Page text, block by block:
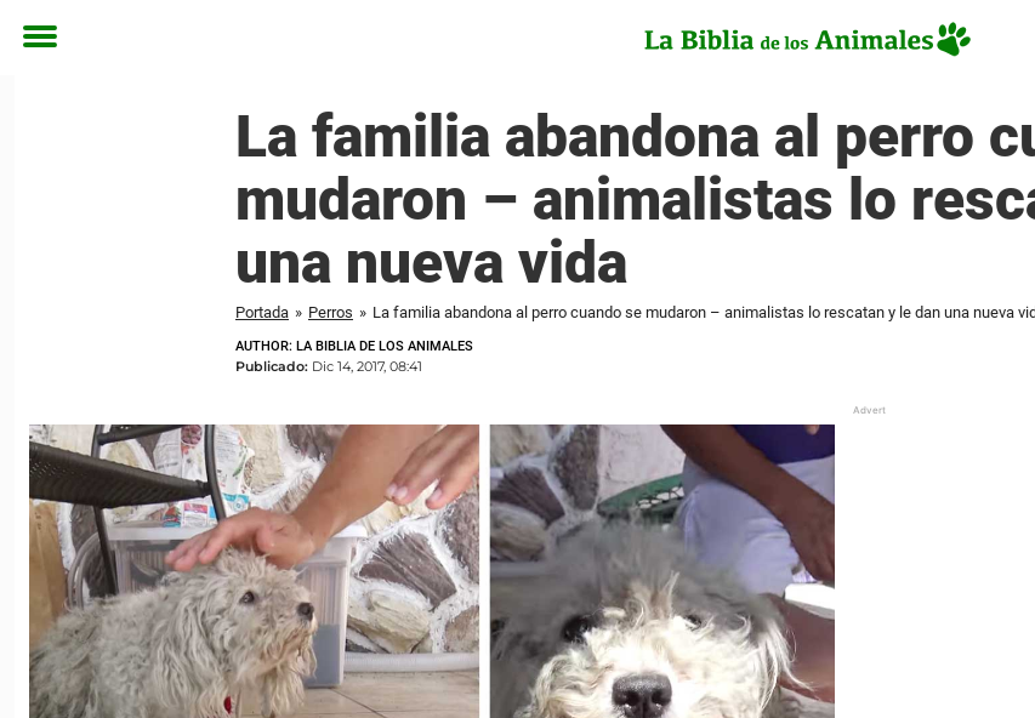
Toggle
La familia abandona al perro
mudaron – animalistas lo
una nueva vida
Portada » Perros » La familia abandona al perro cuando se mudaron – animalistas lo rescatan y le dan una nueva
AUTHOR: LA BIBLIA DE LOS ANIMALES
Publicado: Dic 14, 2017, 08:41